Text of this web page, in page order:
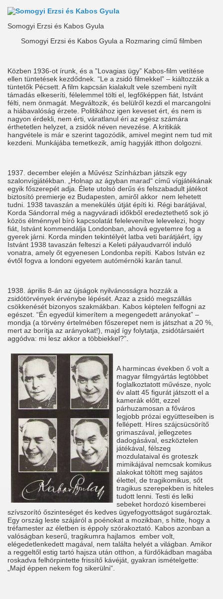
Somogyi Erzsi és Kabos Gyula
Somogyi Erzsi és Kabos Gyula a Rozmaring című filmben
Közben 1936-ot írunk, és a ”Lovagias ügy” Kabos-film vetítése
ellen tüntetések kezdődnek. “Le a zsidó filmekkel” – kiáltozzák a
tüntetők Pécsett. A film kapcsán kialakult vele szembeni nyílt
támadás elkeseríti, félelemmel tölti el, legfőképpen fiát, Istvánt
félti, nem önmagát. Megváltozik, és belülről kezdi el marcangolni
a hiábavalóság érzete. Politikához igen keveset ért, és nem is
nagyon érdekli, nem érti, váratlanul éri az egész számára
érthetetlen helyzet, a zsidók néven nevezése. A kritikák
hangvétele is már e szerint tagozódik, amivel megint nem tud mit
kezdeni. Munkájába temetkezik, amíg hagyják itthon dolgozni.
1937. december elején a Művész Színházban játszik egy
szalonvígjátékban. „Holnap az ágyban marad“ című vígjátékának
egyik főszerepét adja. Élete utolsó derűs és felszabadult játékot
biztosító premierje ez Budapesten, amiről akkor nem lehetett
tudni. 1938 tavaszán a menekülés útját építi ki. Régi barátjával,
Korda Sándorral még a nagyváradi időkből eredeztethető sok jó
közös élménnyel bíró kapcsolatát felelevenítve lelevelezi, hogy
fiát, Istvánt kommendálja Londonban, ahová egyetemre fog a
gyerek járni. Korda minden tekintélyét latba veti barátjáért, így
Istvánt 1938 tavaszán felteszi a Keleti pályaudvarról induló
vonatra, amely őt egyenesen Londonba repíti. Kabos István ez
évtől fogva a londoni egyetem autómérnöki karán tanul.
1938. április 8-án az újságok nyilvánosságra hozzák a
zsidótörvények érvénybe lépését. Azaz a zsidó megszállás
csökkenését bizonyos szakmákban. Kabos képtelen felfogni az
egészet. “Én egyedül kimerítem a megengedett arányokat” –
mondja (a törvény értelmében főszerepet nem is játszhat a 20 %,
mert az borítja az arányokat!), majd így folytatja, zsidótársaiért
aggódva: mi lesz akkor a többiekkel?”.
A harmincas években ő volt a
magyar filmgyártás legtöbbet
foglalkoztatott művésze, nyolc
év alatt 45 figurát játszott el a
kamerák előtt, ezzel
párhuzamosan a főváros
legjobb prózai együtteseiben is
fellépett. Híres szájcsücsörítő
grimaszával, jellegzetes
dadogásával, eszköztelen
játékával, félszeg
mozdulataival és groteszk
mimikájával nemcsak komikus
alakokat töltött meg sajátos
élettel, de tragikomikus, sőt
tragikus szerepekben is hiteles
tudott lenni. Testi és lelki
sebeket hordozó kisemberei
szívszorító őszinteséget és kedves ügyefogyottságot sugároztak.
Egy ország leste szájáról a poénokat a mozikban, s hitte, hogy a
tréfamester az életben is éppoly szórakoztató. Kabos azonban a
valóságban keserű, tragikumra hajlamos ember volt,
elégedetlenkedett magával, nem találta helyét a világban. Amikor
a reggeltől estig tartó hajsza után otthon, a fürdőkádban magába
roskadva felhörpintette frissítő kávéját, gyakran ismételgette:
„Majd éppen nekem fog sikerülni“.